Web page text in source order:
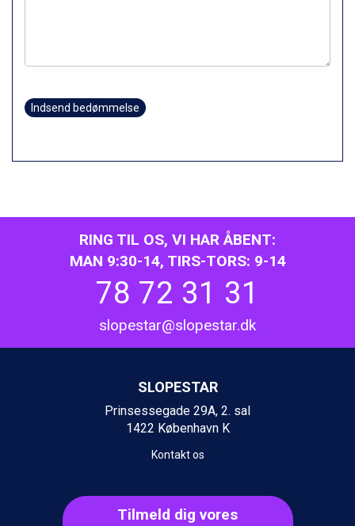
Indsend bedømmelse
RING TIL OS, VI HAR ÅBENT:
MAN 9:30-14, TIRS-TORS: 9-14
78 72 31 31
slopestar@slopestar.dk
SLOPESTAR
Prinsessegade 29A, 2. sal
1422 København K
Kontakt os
Tilmeld dig vores